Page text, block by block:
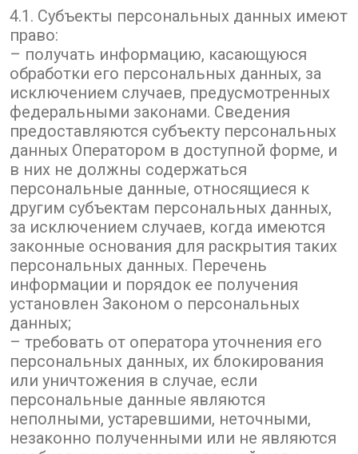
4.1. Субъекты персональных данных имеют
право:
– получать информацию, касающуюся
обработки его персональных данных, за
исключением случаев, предусмотренных
федеральными законами. Сведения
предоставляются субъекту персональных
данных Оператором в доступной форме, и
в них не должны содержаться
персональные данные, относящиеся к
другим субъектам персональных данных,
за исключением случаев, когда имеются
законные основания для раскрытия таких
персональных данных. Перечень
информации и порядок ее получения
установлен Законом о персональных
данных;
– требовать от оператора уточнения его
персональных данных, их блокирования
или уничтожения в случае, если
персональные данные являются
неполными, устаревшими, неточными,
незаконно полученными или не являются